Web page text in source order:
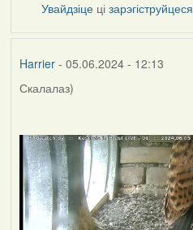
Увайдзіце цізарэгіструйцеся
Harrier- 05.06.2024 - 12:13
Скалалаз)